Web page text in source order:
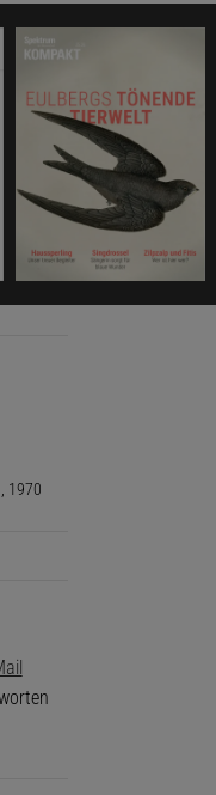
Er
sind
1970